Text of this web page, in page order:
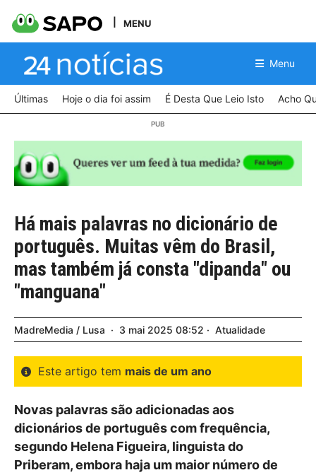
MENU
Menu
Últimas Hoje o dia foi assim É Desta Que Leio Isto Acho
Há mais palavras no dicionário de
português. Muitas vêm do Brasil,
mas também já consta "dipanda" ou
"manguana"
MadreMedia / Lusa 3 mai 2025 08:52 Atualidade
Este artigo tem mais de um ano
Novas palavras são adicionadas aos
dicionários de português com frequência,
segundo Helena Figueira, linguista do
Priberam, embora haja um maior número de